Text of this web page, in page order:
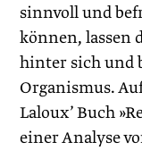
sinnvoll und
können, lassen
hinter sich und
Organismus.
Laloux’ Buch
einer Analyse